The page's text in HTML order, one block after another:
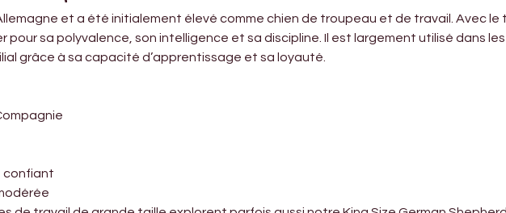
et a été initialement élevé comme chien de troupeau et de travail. Avec le
sa polyvalence, son intelligence et sa discipline. Il est largement utilisé dans les
grâce à sa capacité d’apprentissage et sa loyauté.
confiant